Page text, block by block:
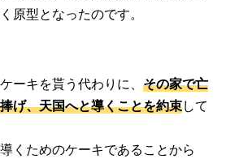
原型となったのです。
ーキを貰う代わりに、 その家で亡
げ、天国へと導くことを約束して
くためのケーキであることから